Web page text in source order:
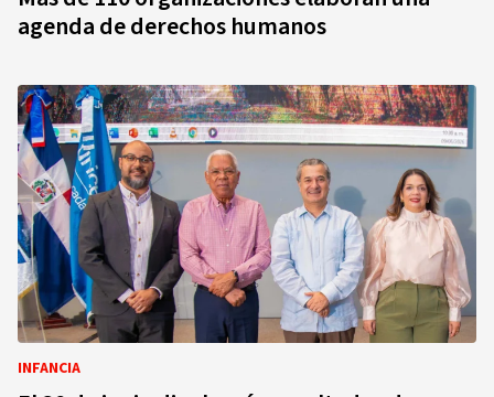
agenda de derechos humanos
INFANCIA